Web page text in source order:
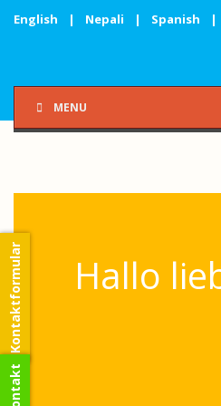
English | Nepali | Spanish |
MENU
Hallo
Kontaktformular